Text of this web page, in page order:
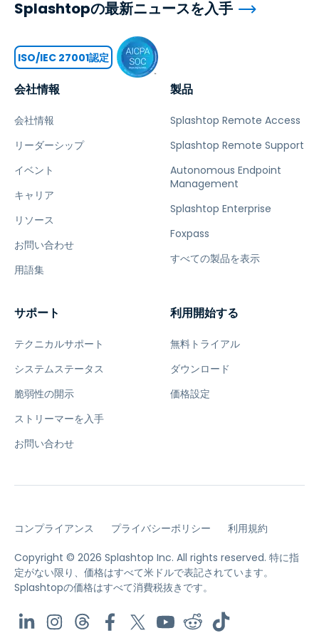
会社情報
会社情報
リーダーシップ
イベント
キャリア
リソース
お問い合わせ
用語集
製品
Splashtop Remote Access
Splashtop Remote Support
Autonomous Endpoint
Management
Splashtop Enterprise
Foxpass
すべての製品を表示
サポート
テクニカルサポート
システムステータス
脆弱性の開示
ストリーマーを入手
お問い合わせ
利用開始する
無料トライアル
ダウンロード
価格設定
Splashtopの最新ニュースを入手
ISO/IEC 27001認定
コンプライアンス プライバシーポリシー 利用規約
Copyright © 2026 Splashtop Inc. All rights reserved. 特に指
定がない限り、価格はすべて米ドルで表記されています。
Splashtopの価格はすべて消費税抜きです。